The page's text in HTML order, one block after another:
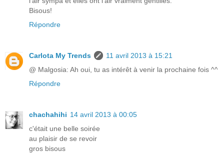
Bisous!
Répondre
Carlota My Trends
11 avril 2013 à 15:21
@ Malgosia: Ah oui, tu as intérêt à venir la prochaine fois ^^
Répondre
chachahihi 14 avril 2013 à 00:05
c'était une belle soirée
au plaisir de se revoir
gros bisous